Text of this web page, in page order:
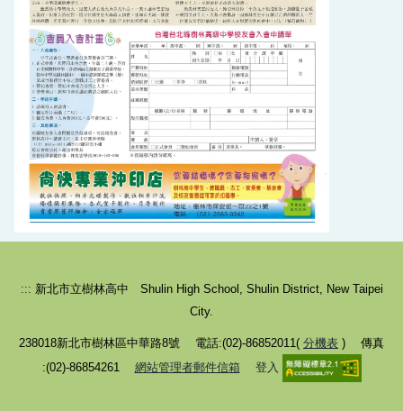
::: 新北市立樹林高中 Shulin High School, Shulin District, New Taipei
City.
238018新北市樹林區中華路8號 電話:(02)-86852011( 分機表 ) 傳真
:(02)-86854261 網站管理者郵件信箱 登入